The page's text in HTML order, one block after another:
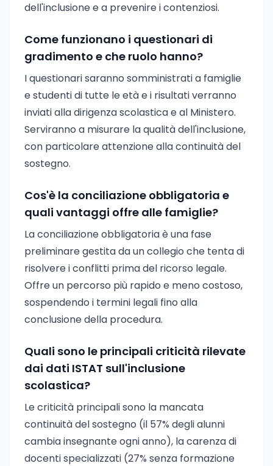
dell'inclusione e a prevenire i contenziosi.
Come funzionano i questionari di
gradimento e che ruolo hanno?
I questionari saranno somministrati a famiglie
e studenti di tutte le età e i risultati verranno
inviati alla dirigenza scolastica e al Ministero.
Serviranno a misurare la qualità dell'inclusione,
con particolare attenzione alla continuità del
sostegno.
Cos'è la conciliazione obbligatoria e
quali vantaggi offre alle famiglie?
La conciliazione obbligatoria è una fase
preliminare gestita da un collegio che tenta di
risolvere i conflitti prima del ricorso legale.
Offre un percorso più rapido e meno costoso,
sospendendo i termini legali fino alla
conclusione della procedura.
Quali sono le principali criticità rilevate
dai dati ISTAT sull'inclusione
scolastica?
Le criticità principali sono la mancata
continuità del sostegno (il 57% degli alunni
cambia insegnante ogni anno), la carenza di
docenti specializzati (27% senza formazione